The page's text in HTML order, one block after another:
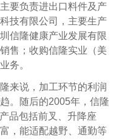
要负责进出口料件及产
技有限公司，主要生产
信隆健康产业发展有限
售；收购信隆实业（美
务。
来说，加工环节的利润
。随后的2005年，信隆
品包括前叉、升降座
，能适配越野、通勤等